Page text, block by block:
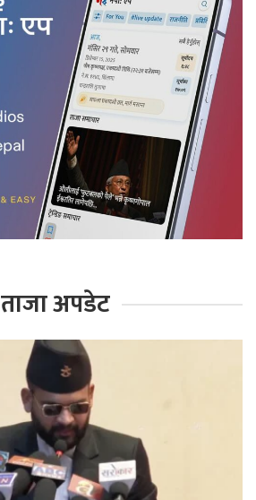
ताजा अपडेट